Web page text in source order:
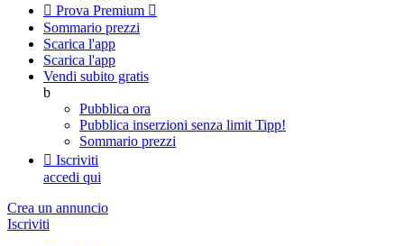
 Prova Premium 
Sommario prezzi
Scarica l'app
Scarica l'app
Vendi subito gratis
b
Pubblica ora
Pubblica inserzioni senza limit Tipp!
Sommario prezzi
 Iscriviti
accedi qui
Crea un annuncio
Iscriviti